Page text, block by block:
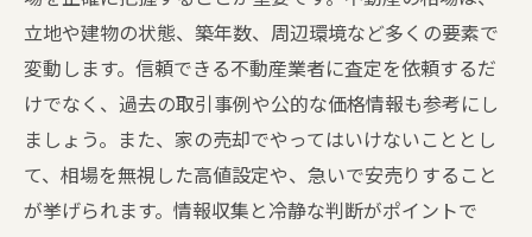
立地や建物の状態、築年数、周辺環境など多くの要素で
変動します。信頼できる不動産業者に査定を依頼するだ
けでなく、過去の取引事例や公的な価格情報も参考にし
ましょう。また、家の売却でやってはいけないこととし
て、相場を無視した高値設定や、急いで安売りすること
が挙げられます。情報収集と冷静な判断がポイントで